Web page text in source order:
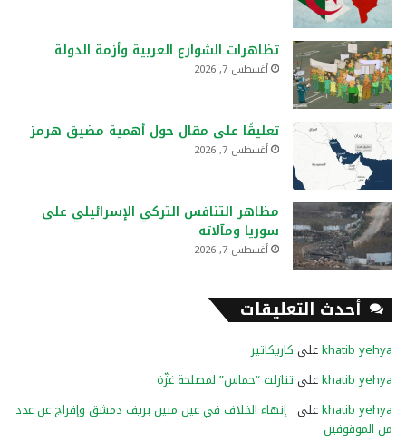
تظاهرات الشوارع العربية وأزمة الدولة
أغسطس 7, 2026
تعليقًا على مقال حول أهمية مضيق هرمز
أغسطس 7, 2026
مظاهر التنافس التركي الإسرائيلي على
سوريا ومآلاته
أغسطس 7, 2026
أحدث التعليقات
khatib yehyaعلى كاريكاتير
khatib yehyaعلى تنازلت “حماس” لمصلحة غزّة
khatib yehyaعلى إنهاء الخلاف في عين منين بريف دمشق وإفراج عن عدد
من الموقوفين